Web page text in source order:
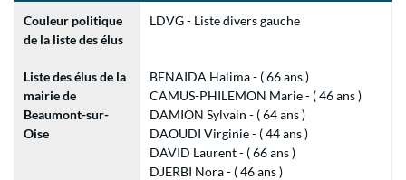
Couleur politique
de la liste des élus
LDVG - Liste divers gauche
Liste des élus de la
mairie de
Beaumont-sur-
Oise
BENAIDA Halima - ( 66 ans )
CAMUS-PHILEMON Marie - ( 46 ans )
DAMION Sylvain - ( 64 ans )
DAOUDI Virginie - ( 44 ans )
DAVID Laurent - ( 66 ans )
DJERBI Nora - ( 46 ans )